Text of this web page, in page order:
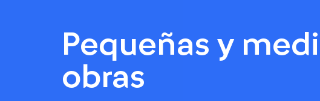
Pequeñas y
obras